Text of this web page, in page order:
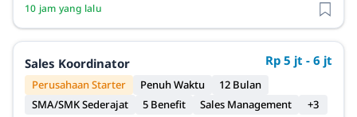
10 jam yang lalu
Sales Koordinator Rp 5 jt - 6 jt
Perusahaan Starter Penuh Waktu
12 Bulan
SMA/SMK Sederajat
5 Benefit Sales Management +3